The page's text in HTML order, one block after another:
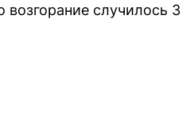
случилось 3